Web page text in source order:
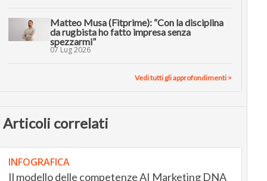
Matteo Musa (Fitprime): “Con la disciplina
da rugbista ho fatto impresa senza
spezzarmi”
07 Lug 2026
Vedi tutti gli approfondimenti >
Articoli correlati
INFOGRAFICA
Il modello delle competenze AI Marketing DNA